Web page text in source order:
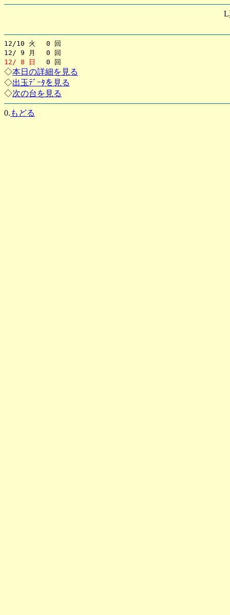
L
12/10 火 0 回
12/ 9 月 0 回
12/ 8 日
0 回
◇本日の詳細を見る
◇出玉ﾃﾞｰﾀを見る
◇次の台を見る
0. もどる